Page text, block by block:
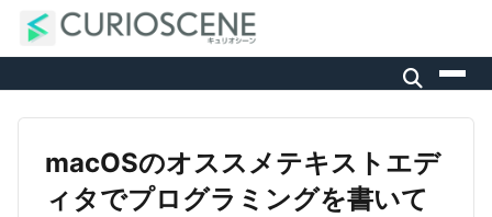
macOSのオススメテキストエデ
ィタでプログラミングを書いて